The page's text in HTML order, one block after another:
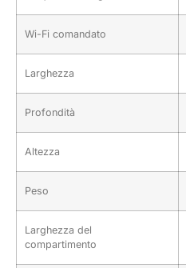
Wi-Fi comandato
Larghezza
Profondità
Altezza
Peso
Larghezza del
compartimento